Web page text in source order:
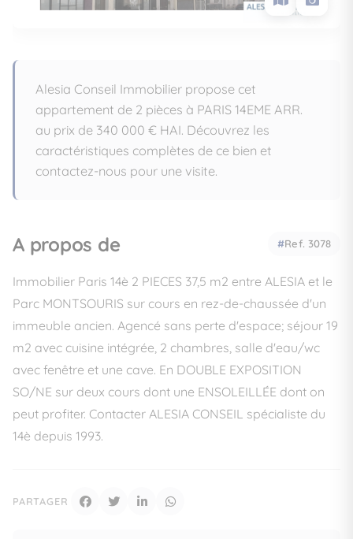
Alesia Conseil Immobilier propose cet
appartement de 2 pièces à PARIS 14EME ARR.
au prix de 340 000 € HAI. Découvrez les
caractéristiques complètes de ce bien et
contactez-nous pour une visite.
A propos de Ref. 3078
Immobilier Paris 14è 2 PIECES 37,5 m2 entre ALESIA et le
Parc MONTSOURIS sur cours en rez-de-chaussée d'un
immeuble ancien. Agencé sans perte d'espace; séjour 19
m2 avec cuisine intégrée, 2 chambres, salle d'eau/wc
avec fenêtre et une cave. En DOUBLE EXPOSITION
SO/NE sur deux cours dont une ENSOLEILLÉE dont on
peut profiter. Contacter ALESIA CONSEIL spécialiste du
14è depuis 1993.
PARTAGER